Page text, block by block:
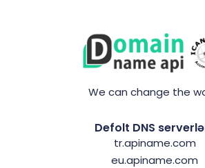
We can change the
Defolt DNS
tr.apiname.com
eu.apiname.com